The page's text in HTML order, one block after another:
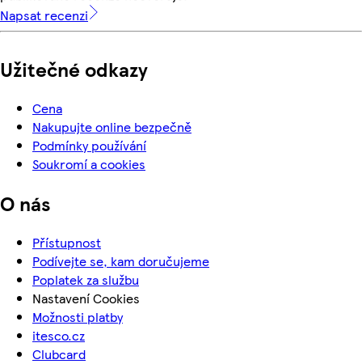
Napsat recenzi
Užitečné odkazy
Cena
Nakupujte online bezpečně
Podmínky používání
Soukromí a cookies
O nás
Přístupnost
Podívejte se, kam doručujeme
Poplatek za službu
Nastavení Cookies
Možnosti platby
itesco.cz
Clubcard